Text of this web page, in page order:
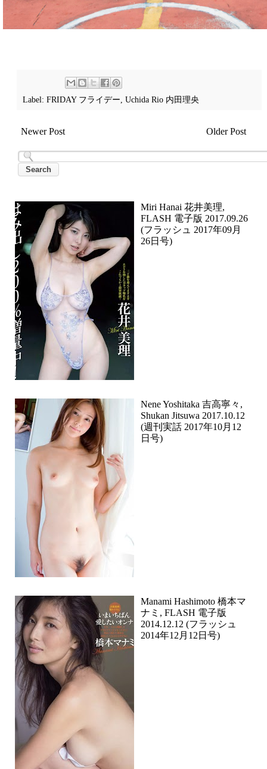
Label: FRIDAY フライデー, Uchida Rio 内田理央
Newer Post Older Post
Miri Hanai 花井美理,
FLASH 電子版 2017.09.26
(フラッシュ 2017年09月
26日号)
Nene Yoshitaka 吉高寧々,
Shukan Jitsuwa 2017.10.12
(週刊実話 2017年10月12
日号)
Manami Hashimoto 橋本マ
ナミ, FLASH 電子版
2014.12.12 (フラッシュ
2014年12月12日号)